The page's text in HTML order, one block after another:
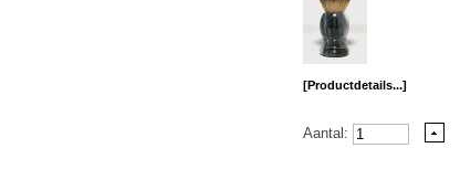
[Productdetails...]
Aantal: